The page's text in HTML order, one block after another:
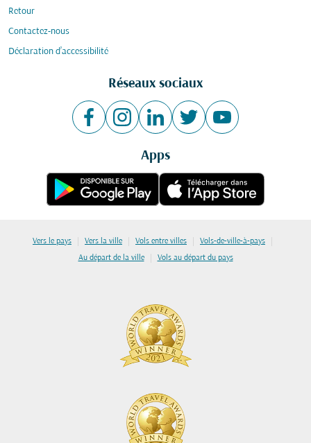
Retour
Contactez-nous
Déclaration d’accessibilité
Réseaux sociaux
Apps
Vers le pays | Vers la ville | Vols entre villes | Vols-de-ville-à-pays |
Au départ de la ville | Vols au départ du pays